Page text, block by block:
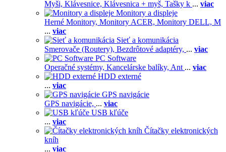
Myši, Klávesnice, Klávesnica + myš, Tašky k ... viac
Monitory a displeje
Herné Monitory, Monitory ACER, Monitory DELL, M
... viac
Sieť a komunikácia
Smerovače (Routery), Bezdrôtové adaptéry, ... viac
PC Software
Operačné systémy, Kancelárske balíky, Ant ... viac
HDD externé
... viac
GPS navigácie
GPS navigácie, ... viac
USB kľúče
... viac
Čítačky elektronických
kníh
... viac